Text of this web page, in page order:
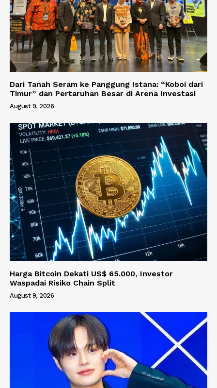
Dari Tanah Seram ke Panggung Istana: “Koboi dari
Timur” dan Pertaruhan Besar di Arena Investasi
August 9, 2026
Harga Bitcoin Dekati US$ 65.000, Investor
Waspadai Risiko Chain Split
August 9, 2026